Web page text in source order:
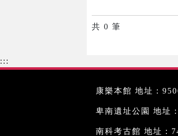
共 0 筆
:::
康樂本館 地址：
卑南遺址公園 地址
南科考古館 地址：